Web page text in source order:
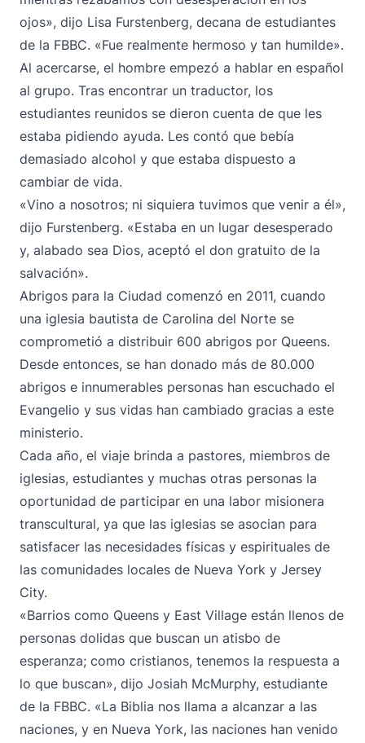
ojos», dijo Lisa Furstenberg, decana de estudiantes
de la FBBC. «Fue realmente hermoso y tan humilde».
Al acercarse, el hombre empezó a hablar en español
al grupo. Tras encontrar un traductor, los
estudiantes reunidos se dieron cuenta de que les
estaba pidiendo ayuda. Les contó que bebía
demasiado alcohol y que estaba dispuesto a
cambiar de vida.
«Vino a nosotros; ni siquiera tuvimos que venir a él»,
dijo Furstenberg. «Estaba en un lugar desesperado
y, alabado sea Dios, aceptó el don gratuito de la
salvación».
Abrigos para la Ciudad comenzó en 2011, cuando
una iglesia bautista de Carolina del Norte se
comprometió a distribuir 600 abrigos por Queens.
Desde entonces, se han donado más de 80.000
abrigos e innumerables personas han escuchado el
Evangelio y sus vidas han cambiado gracias a este
ministerio.
Cada año, el viaje brinda a pastores, miembros de
iglesias, estudiantes y muchas otras personas la
oportunidad de participar en una labor misionera
transcultural, ya que las iglesias se asocian para
satisfacer las necesidades físicas y espirituales de
las comunidades locales de Nueva York y Jersey
City.
«Barrios como Queens y East Village están llenos de
personas dolidas que buscan un atisbo de
esperanza; como cristianos, tenemos la respuesta a
lo que buscan», dijo Josiah McMurphy, estudiante
de la FBBC. «La Biblia nos llama a alcanzar a las
naciones, y en Nueva York, las naciones han venido